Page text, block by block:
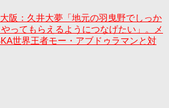
阪：久井大夢「地元の羽曳野でしっか
ってもらえるようにつなげたい」。メ
世界王者モー・アブドゥラマンと対